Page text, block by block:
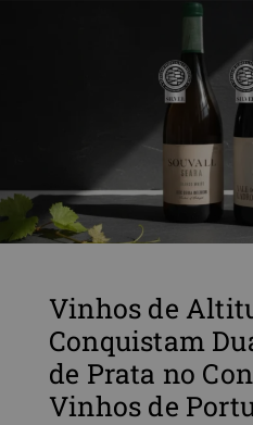
Vinhos de
Conquistam
de Prata no
Vinhos de